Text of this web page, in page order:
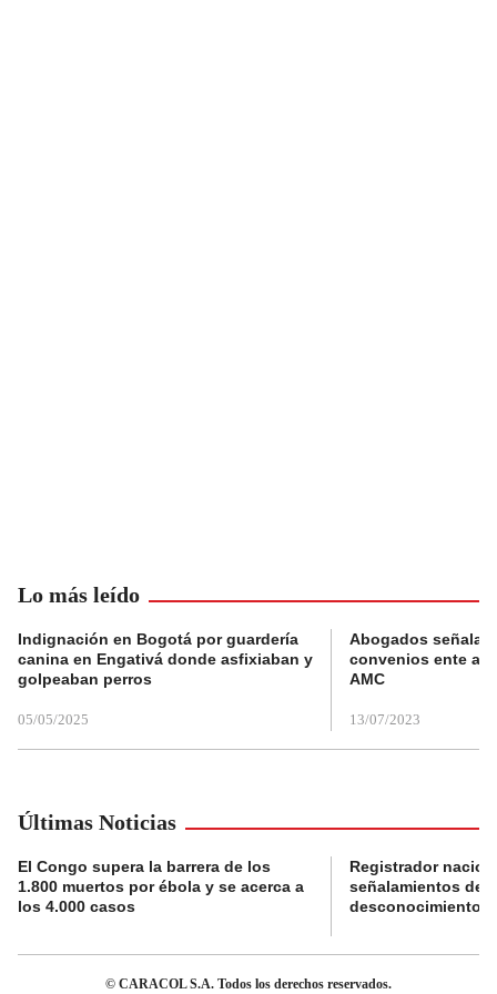
Lo más leído
Indignación en Bogotá por guardería
canina en Engativá donde asfixiaban y
golpeaban perros
05/05/2025
Abogados
convenios ente
AMC
13/07/2023
Últimas Noticias
El Congo supera la barrera de los
1.800 muertos por ébola y se acerca a
los 4.000 casos
Registrador
señalamientos de
desconocimiento
© CARACOL S.A. Todos los derechos reservados.